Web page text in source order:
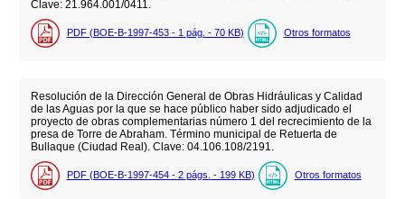
Clave: 21.964.001/0411.
PDF (BOE-B-1997-453 - 1 pág. - 70 KB) Otros formatos
Resolución de la Dirección General de Obras Hidráulicas y Calidad
de las Aguas por la que se hace público haber sido adjudicado el
proyecto de obras complementarias número 1 del recrecimiento de la
presa de Torre de Abraham. Término municipal de Retuerta de
Bullaque (Ciudad Real). Clave: 04.106.108/2191.
PDF (BOE-B-1997-454 - 2 págs. - 199 KB) Otros formatos